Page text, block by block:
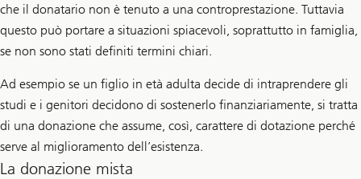
che il donatario non è tenuto a una controprestazione. Tuttavia
questo può portare a situazioni spiacevoli, soprattutto in famiglia,
se non sono stati definiti termini chiari.
Ad esempio se un figlio in età adulta decide di intraprendere gli
studi e i genitori decidono di sostenerlo finanziariamente, si tratta
di una donazione che assume, così, carattere di dotazione perché
serve al miglioramento dell’esistenza.
La donazione mista